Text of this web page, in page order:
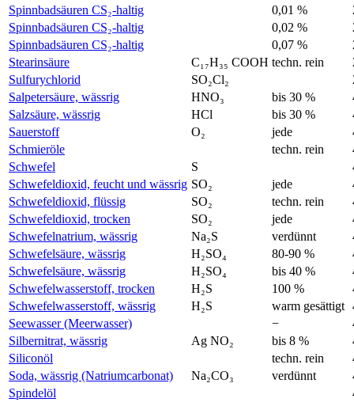
Spinnbadsäuren CS₂-haltig
0,01 %
Spinnbadsäuren CS₂-haltig
0,02 %
Spinnbadsäuren CS₂-haltig
0,07 %
Stearinsäure
C₁₇H₃₅ COOH techn. rein
Sulfurychlorid
SO₂Cl₂
Salpetersäure, wässrig
HNO₃ bis 30 %
Salzsäure, wässrig
HCl bis 30 %
Sauerstoff
O₂ jede
Schmieröle
techn. rein
Schwefel
S
Schwefeldioxid, feucht und wässrig SO₂ jede
Schwefeldioxid, flüssig
SO₂ techn. rein
Schwefeldioxid, trocken
SO₂ jede
Schwefelnatrium, wässrig
Na₂S verdünnt
Schwefelsäure, wässrig
H₂SO₄ 80-90 %
Schwefelsäure, wässrig
H₂SO₄ bis 40 %
Schwefelwasserstoff, trocken
H₂S 100 %
Schwefelwasserstoff, wässrig
H₂S warm gesättigt
Seewasser (Meerwasser)
−
Silbernitrat, wässrig
Ag NO₂ bis 8 %
Siliconöl
techn. rein
Soda, wässrig (Natriumcarbonat)
Na₂CO₃ verdünnt
Spindelöl